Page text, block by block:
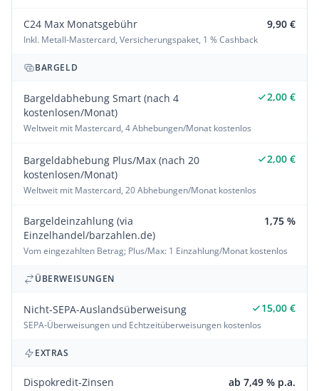
C24 Max Monatsgebühr 9,90 €
Inkl. Metall-Mastercard, Versicherungspaket, 1 % Cashback
BARGELD
Bargeldabhebung Smart (nach 4
kostenlosen/Monat)
2,00 €
Weltweit mit Mastercard, 4 Abhebungen/Monat kostenlos
Bargeldabhebung Plus/Max (nach 20
kostenlosen/Monat)
2,00 €
Weltweit mit Mastercard, 20 Abhebungen/Monat kostenlos
Bargeldeinzahlung (via
Einzelhandel/barzahlen.de)
1,75 %
Vom eingezahlten Betrag; Plus/Max: 1 Einzahlung/Monat kostenlos
ÜBERWEISUNGEN
Nicht-SEPA-Auslandsüberweisung 15,00 €
SEPA-Überweisungen und Echtzeitüberweisungen kostenlos
EXTRAS
Dispokredit-Zinsen ab 7,49 % p.a.